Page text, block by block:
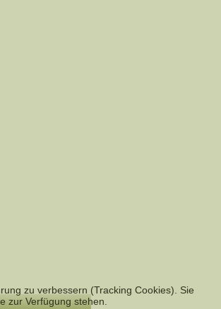
zu verbessern (Tracking Cookies). Sie
zur Verfügung stehen.